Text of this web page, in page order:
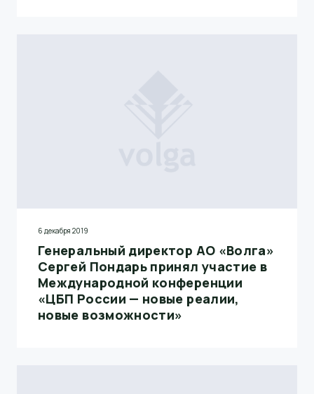
6 декабря 2019
Генеральный директор АО «Волга»
Сергей Пондарь принял участие в
Международной конференции
«ЦБП России — новые реалии,
новые возможности»